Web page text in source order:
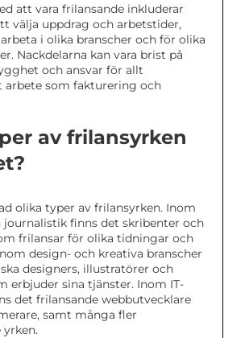
att vara frilansande inkluderar
välja uppdrag och arbetstider,
i olika branscher och för olika
Nackdelarna kan vara brist på
och ansvar för allt
som fakturering och
av frilansyrken
olika typer av frilansyrken. Inom
journalistik finns det skribenter och
frilansar för olika tidningar och
design- och kreativa branscher
designers, illustratörer och
erbjuder sina tjänster. Inom IT-
det frilansande webbutvecklare
samt många fler
yrken.